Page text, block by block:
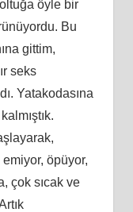
öyle bir
Bu
gittim,
seks
Yatakodasına
emiyor, öpüyor,
çok sıcak ve